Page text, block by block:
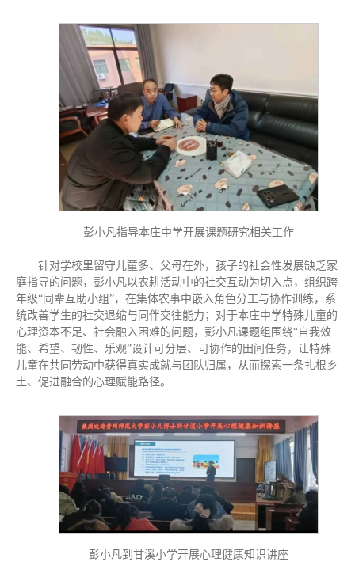
彭小凡指导本庄中学开展课题研究相关工作
针对学校里留守儿童多、父母在外，孩子的社会性发展缺乏家
庭指导的问题，彭小凡以农耕活动中的社交互动为切入点，组织跨
年级“同辈互助小组”，在集体农事中嵌入角色分工与协作训练，系
统改善学生的社交退缩与同伴交往能力；对于本庄中学特殊儿童的
心理资本不足、社会融入困难的问题，彭小凡课题组围绕“自我效
能、希望、韧性、乐观”设计可分层、可协作的田间任务，让特殊
儿童在共同劳动中获得真实成就与团队归属，从而探索一条扎根乡
土、促进融合的心理赋能路径。
彭小凡到甘溪小学开展心理健康知识讲座